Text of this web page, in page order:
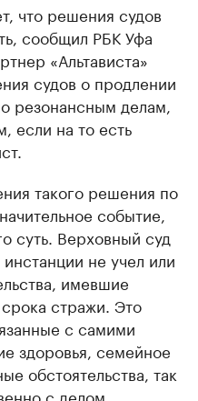
что решения судов
сообщил РБК Уфа
«Альтависта»
судов о продлении
резонансным делам,
если на то есть
такого решения по
событие,
суть. Верховный суд
не учел или
имевшие
стражи. Это
с самими
здоровья, семейное
обстоятельства, так
с делом.